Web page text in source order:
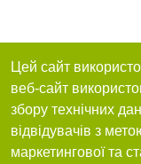
Цей сайт
веб-сайт
збору технічних
відвідувачів з
маркетингової та